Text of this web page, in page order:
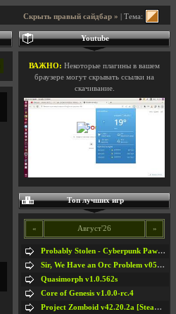
Скрыть правый сайдбар » | Тема:
Youtube
ВАЖНО: Некоторые плагины в вашем
браузере могут скрывать ссылки на
скачивание.
Топ лучших игр
« Август'26 »
Probably Stolen - Cyberpunk Pawnshop Simulator v048c [Playtest]
Sir, We Have an Orc Problem v05.08.2026
Quasimorph v1.0.562s
Core of Genesis v1.0.0-rc.4
Project Zomboid v42.20.2a [Steam Early Access]